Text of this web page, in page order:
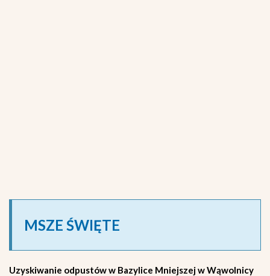
MSZE ŚWIĘTE
Uzyskiwanie odpustóww Bazylice Mniejszej w Wąwolnicy